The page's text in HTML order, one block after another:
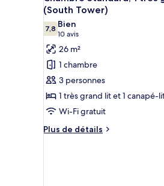
(North
Tower)
chambre
Chambre
Standard,
1
très
grand
lit
(North
Tower)
toutes
les
photos
pour
ce
type
de
chambre :
Chambre
Standard,
(South Tower)
7,87,8 sur 10
Bien
10 avis
(10 avis)
26 m²
1 chambre
3 personnes
1 très grand lit et 1 canapé-
Wi-Fi gratuit
Plus de détails
Plus